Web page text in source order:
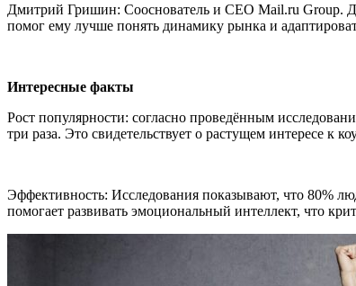
Дмитрий Гришин: Сооснователь и CEO Mail.ru Group.
помог ему лучше понять динамику рынка и
Интересные факты
Рост популярности: согласно проведённым
три раза. Это свидетельствует о растущем интересе к
Эффективность: Исследования показывают, что 80%
помогает развивать эмоциональный интеллект, что